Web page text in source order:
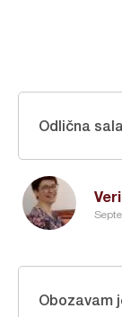
Odlična
Obozavam